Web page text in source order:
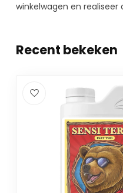
winkelwagen en
Recent bekeken